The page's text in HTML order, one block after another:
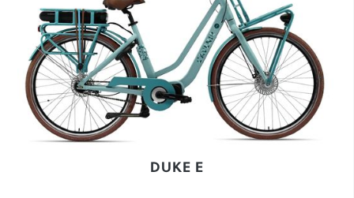
DUKE E